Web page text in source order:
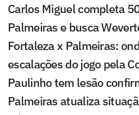
Carlos Miguel completa
Palmeiras e busca
Fortaleza x Palmeiras:
escalações do jogo pela
Paulinho tem lesão
Palmeiras atualiza